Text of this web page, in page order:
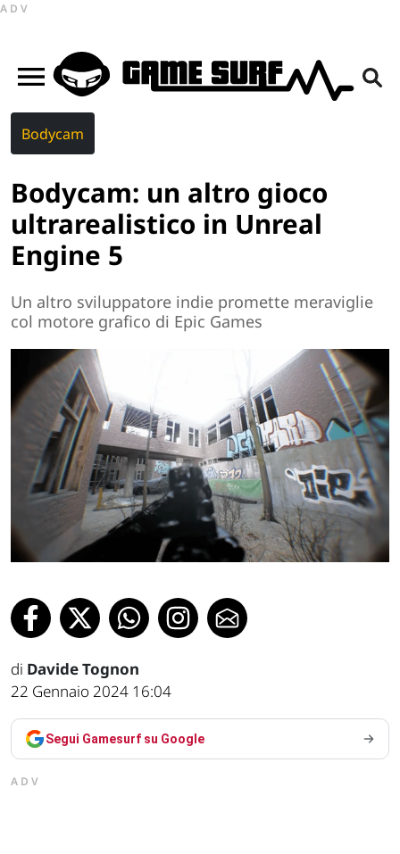
ADV
Bodycam
Bodycam: un altro gioco
ultrarealistico in Unreal
Engine 5
Un altro sviluppatore indie promette meraviglie
col motore grafico di Epic Games
di Davide Tognon
22 Gennaio 2024 16:04
Segui Gamesurf su Google
ADV